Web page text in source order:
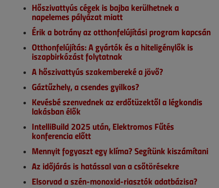
Hőszivattyús cégek is bajba kerülhetnek a
napelemes pályázat miatt
Érik a botrány az otthonfelújítási program kapcsán
Otthonfelújítás: A gyártók és a hiteligénylők is
iszapbirkózást folytatnak
A hőszivattyús szakembereké a jövő?
Gáztűzhely, a csendes gyilkos?
Kevésbé szenvednek az erdőtüzektől a légkondis
lakásban élők
IntelliBuild 2025 után, Elektromos Fűtés
konferencia előtt
Mennyit fogyaszt egy klíma? Segítünk kiszámítani
Az időjárás is hatással van a csőtörésekre
Elsorvad a szén-monoxid-riasztók adatbázisa?